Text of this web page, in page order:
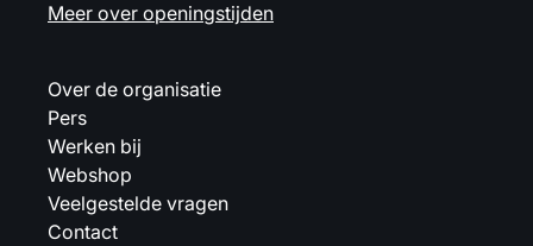
Meer over openingstijden
Over de organisatie
Pers
Werken bij
Webshop
Veelgestelde vragen
Contact